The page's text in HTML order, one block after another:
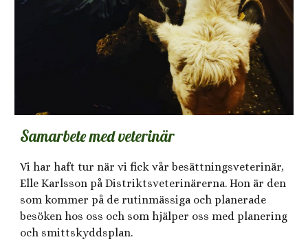
Samarbete med veterinär
Vi har haft tur när vi fick vår besättningsveterinär,
Elle Karlsson på Distriktsveterinärerna. Hon är den
som kommer på de rutinmässiga och planerade
besöken hos oss och som hjälper oss med planering
och smittskyddsplan.